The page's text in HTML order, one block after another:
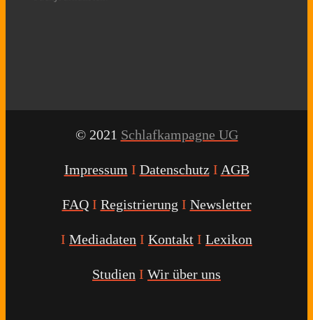
© 2021 Schlafkampagne UG
Impressum I Datenschutz I AGB
FAQ I Registrierung I Newsletter
I Mediadaten I Kontakt I Lexikon
Studien I Wir über uns